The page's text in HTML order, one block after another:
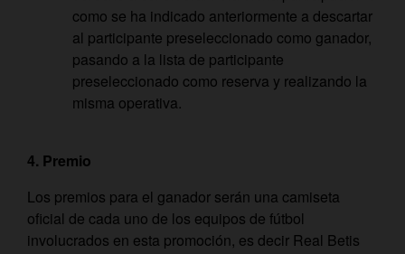
como se ha indicado anteriormente a descartar
al participante preseleccionado como ganador,
pasando a la lista de participante
preseleccionado como reserva y realizando la
misma operativa.
4. Premio
Los premios para el ganador serán una camiseta
oficial de cada uno de los equipos de fútbol
involucrados en esta promoción, es decir Real Betis